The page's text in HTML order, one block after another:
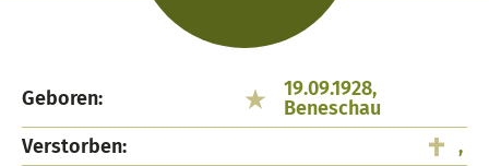
Geboren:
19.09.1928,
Beneschau
Verstorben:
,